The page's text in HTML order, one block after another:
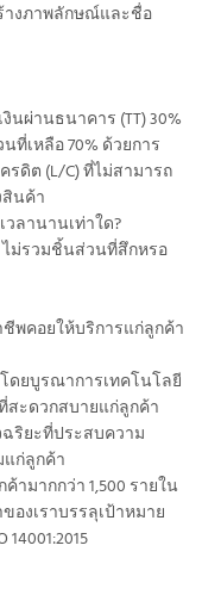
ร้างภาพลักษณ์และชื่อ
นผ่านธนาคาร (TT) 30%
เหลือ 70% ด้วยการ
รดิต (L/C) ที่ไม่สามารถ
สินค้า
ลานานเท่าใด?
ม่รวมชิ้นส่วนที่สึกหรอ
พคอยให้บริการแก่ลูกค้า
ดยบูรณาการเทคโนโลยี
สะดวกสบายแก่ลูกค้า
ฉริยะที่ประสบความ
แก่ลูกค้า
ามากกว่า 1,500 รายใน
องเราบรรลุเป้าหมาย